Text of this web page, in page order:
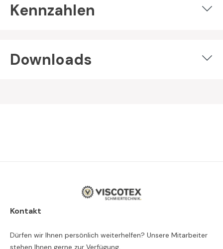
Kennzahlen
Downloads
Kontakt
Dürfen wir Ihnen persönlich weiterhelfen? Unsere Mitarbeiter
stehen Ihnen gerne zur Verfügung.